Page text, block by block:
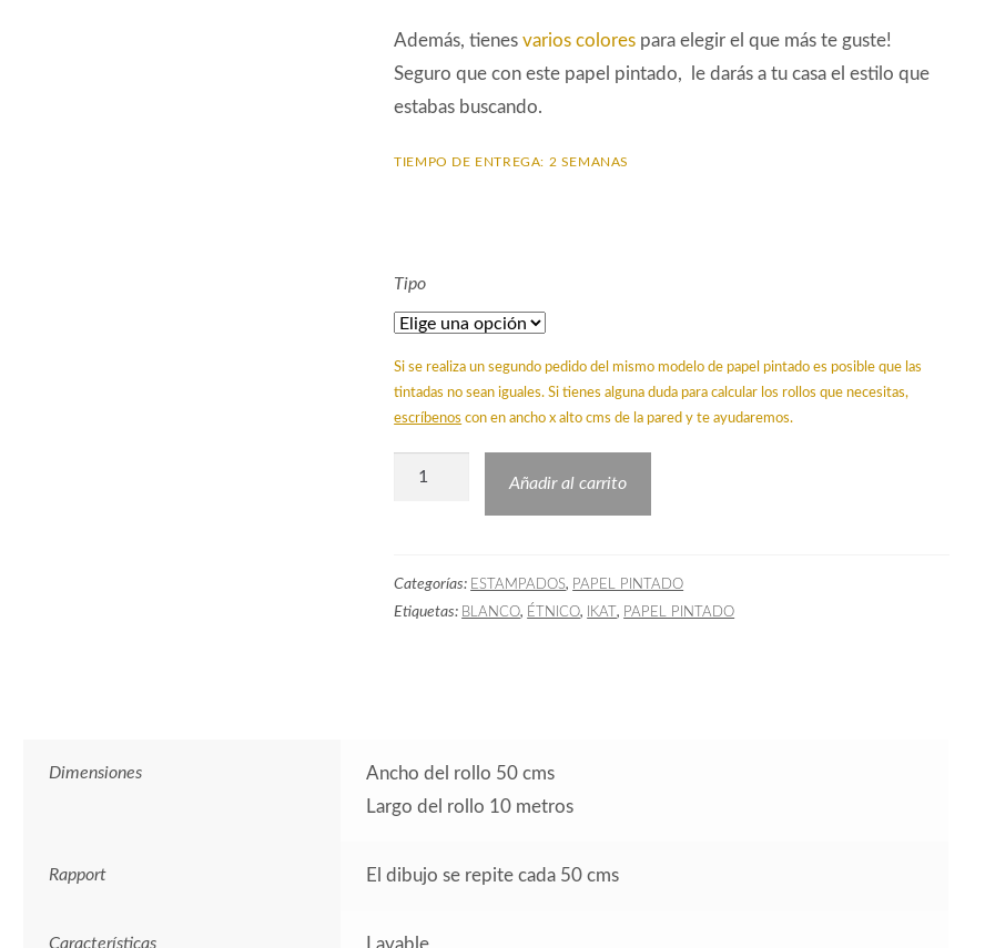
Además, tienesvarios colores para elegir el que más te guste!
Seguro que con este papel pintado, le darás a tu casa el estilo que
estabas buscando.
TIEMPO DE ENTREGA: 2 SEMANAS
Tipo
Si se realiza un segundo pedido del mismo modelo de papel pintado es posible que las
tintadas no sean iguales. Si tienes alguna duda para calcular los rollos que necesitas,
escríbenos con en ancho x alto cms de la pared y te ayudaremos.
Papel
Blanco
cantidad
Añadir al carrito
Categorías: ESTAMPADOS, PAPEL PINTADO
Etiquetas: BLANCO, ÉTNICO, IKAT, PAPEL PINTADO
Dimensiones
Ancho del rollo 50 cms
Largo del rollo 10 metros
Rapport El dibujo se repite cada 50 cms
Características Lavable